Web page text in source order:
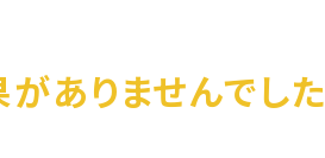
ありませんでした